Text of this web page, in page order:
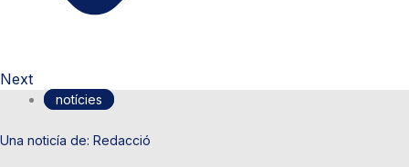
Next
notícies
Redacció